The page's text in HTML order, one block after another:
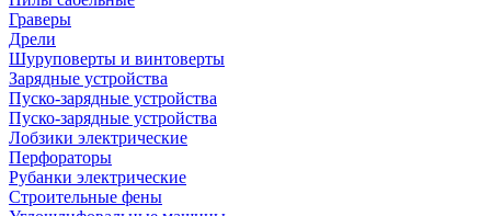
Граверы
Дрели
Шуруповерты и винтоверты
Зарядные устройства
Пуско-зарядные устройства
Пуско-зарядные устройства
Лобзики электрические
Перфораторы
Рубанки электрические
Строительные фены